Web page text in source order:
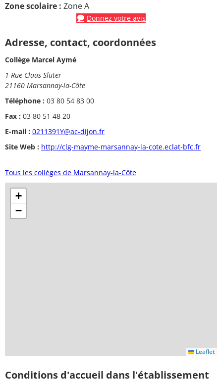
Zone scolaire : Zone A
Donnez votre avis
Adresse, contact, coordonnées
Collège Marcel Aymé
1 Rue Claus Sluter
21160 Marsannay-la-Côte
Téléphone : 03 80 54 83 00
Fax : 03 80 51 48 20
E-mail : 0211391Y@ac-dijon.fr
Site Web : http://clg-mayme-marsannay-la-cote.eclat-bfc.fr
Tous les collèges de Marsannay-la-Côte
+
−
Leaflet
Conditions d'accueil dans l'établissement